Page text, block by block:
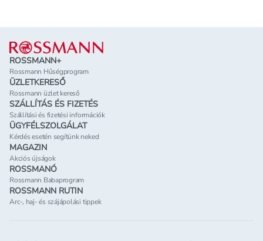
Lábléc
ROSSMANN+
Rossmann Hűségprogram
ÜZLETKERESŐ
Rossmann üzlet kereső
SZÁLLÍTÁS ÉS FIZETÉS
Szállítási és fizetési információk
ÜGYFÉLSZOLGÁLAT
Kérdés esetén segítünk neked
MAGAZIN
Akciós újságok
ROSSMANÓ
Rossmann Babaprogram
ROSSMANN RUTIN
Arc-, haj- és szájápolási tippek